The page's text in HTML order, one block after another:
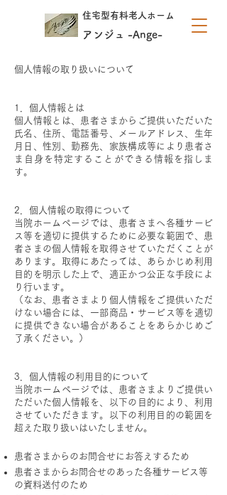
アンジュ -Ange-
住宅型有料老人ホーム
個人情報の取り扱いについて
1．個人情報とは
個人情報とは、患者さまからご提供いただいた
氏名、住所、電話番号、メールアドレス、生年
月日、性別、勤務先、家族構成等により患者さ
ま自身を特定することができる情報を指しま
す。
2．個人情報の取得について
当院ホームページでは、患者さまへ各種サービ
ス等を適切に提供するために必要な範囲で、患
者さまの個人情報を取得させていただくことが
あります。取得にあたっては、あらかじめ利用
目的を明示した上で、適正かつ公正な手段によ
り行います。
（なお、患者さまより個人情報をご提供いただ
けない場合には、一部商品・サービス等を適切
に提供できない場合があることをあらかじめご
了承ください。）
3．個人情報の利用目的について
当院ホームページでは、患者さまよりご提供い
ただいた個人情報を、以下の目的により、利用
させていただきます。以下の利用目的の範囲を
超えた取り扱いはいたしません。
患者さまからのお問合せにお答えするため
患者さまからお問合せのあった各種サービス等
の資料送付のため